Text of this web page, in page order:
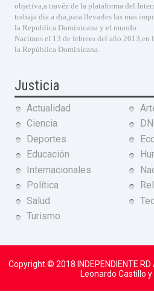
objetiva,a travéz de la plataforma del
trabaja dia a dia,para llevarles las mas
la Republica Dominicana y el mundo.
Nacimos el 13 de febrero del año
la República Dominicana.
Justicia
Actualidad
Ciencia
Deportes
Educación
Internacionales
Política
Salud
Turismo
Copyright © 2018 INDEPENDIENTE RD
Leonardo Castillo y